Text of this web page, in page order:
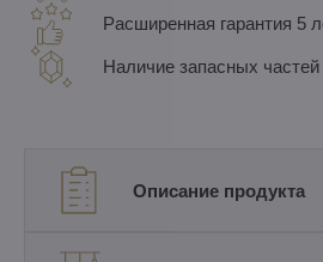
Расширенная гарантия 5
Наличие запасных частей
Описание продукта